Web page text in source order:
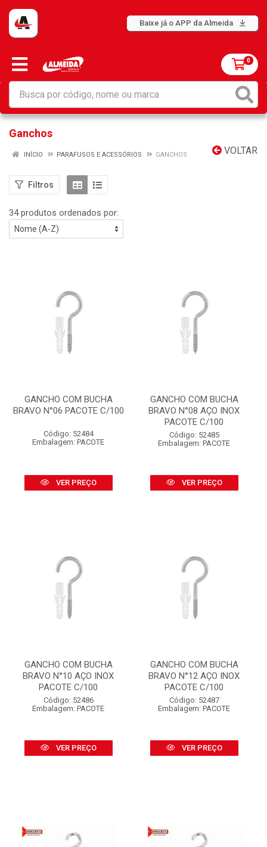
Baixe já o APP da Almeida
0
Ganchos
VOLTAR
INÍCIO PARAFUSOS E ACESSÓRIOS GANCHOS
Filtros
34 produtos ordenados por:
GANCHO COM BUCHA
BRAVO N°06 PACOTE C/100
Código: 52484
Embalagem: PACOTE
VER PREÇO
GANCHO COM BUCHA
BRAVO N°08 AÇO INOX
PACOTE C/100
Código: 52485
Embalagem: PACOTE
VER PREÇO
GANCHO COM BUCHA
BRAVO N°10 AÇO INOX
PACOTE C/100
Código: 52486
Embalagem: PACOTE
VER PREÇO
GANCHO COM BUCHA
BRAVO N°12 AÇO INOX
PACOTE C/100
Código: 52487
Embalagem: PACOTE
VER PREÇO